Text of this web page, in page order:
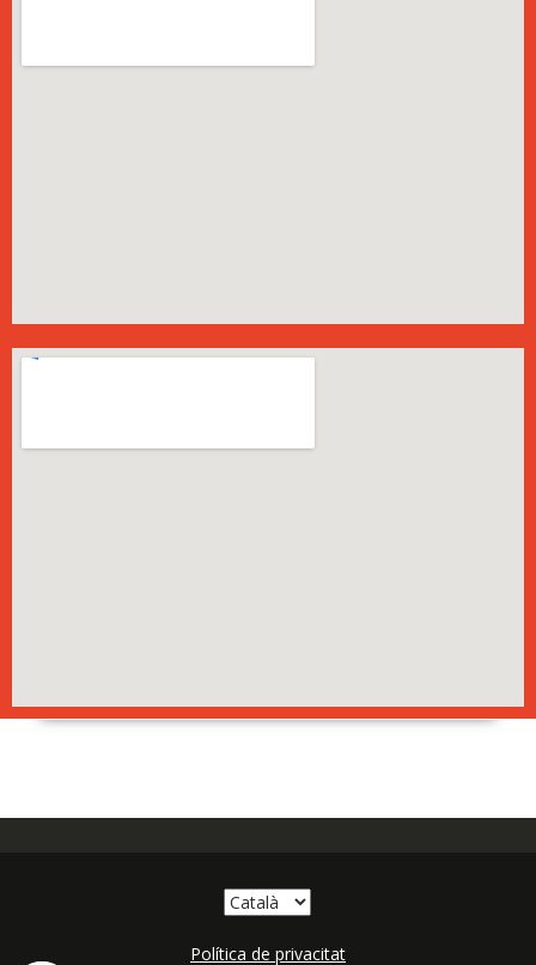
Política de privacitat